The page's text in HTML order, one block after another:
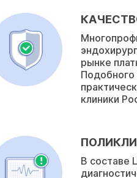
рынке
Подобного
клиники
В составе